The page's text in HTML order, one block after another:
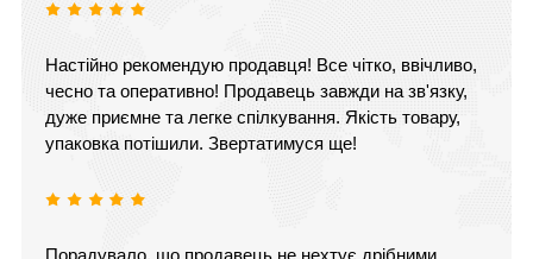
Настійно рекомендую продавця! Все чітко, ввічливо,
чесно та оперативно! Продавець завжди на зв'язку,
дуже приємне та легке спілкування. Якість товару,
упаковка потішили. Звертатимуся ще!